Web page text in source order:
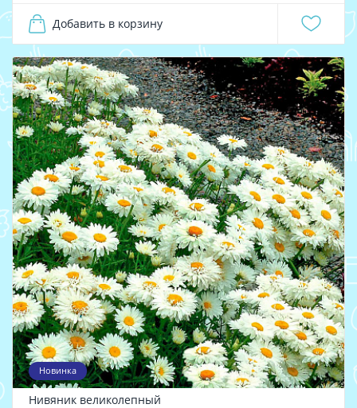
Добавить в корзину
Новинка
Нивяник великолепный